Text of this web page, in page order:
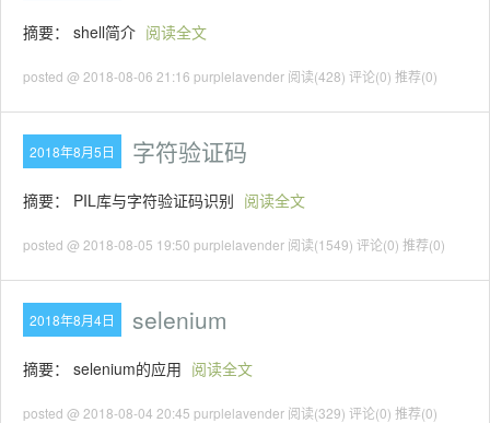
摘要： shell简介 阅读全文
posted @ 2018-08-06 21:16 purplelavender 阅读(428) 评论(0) 推荐(0)
2018年8月5日 字符验证码
摘要： PIL库与字符验证码识别 阅读全文
posted @ 2018-08-05 19:50 purplelavender 阅读(1549) 评论(0) 推荐(0)
2018年8月4日 selenium
摘要： selenium的应用 阅读全文
posted @ 2018-08-04 20:45 purplelavender 阅读(329) 评论(0) 推荐(0)